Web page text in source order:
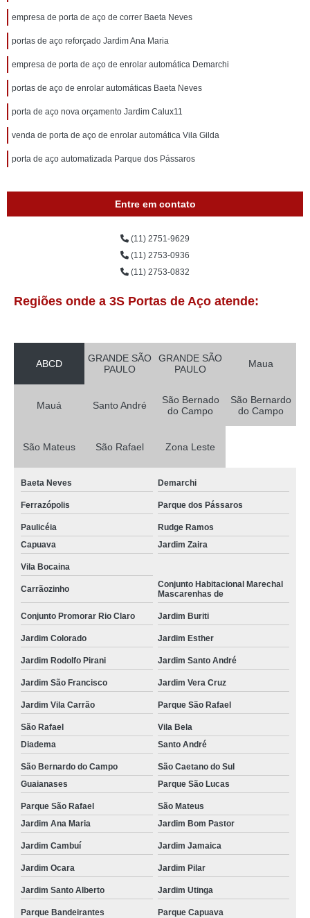
empresa de porta de aço de correr Baeta Neves
portas de aço reforçado Jardim Ana Maria
empresa de porta de aço de enrolar automática Demarchi
portas de aço de enrolar automáticas Baeta Neves
porta de aço nova orçamento Jardim Calux11
venda de porta de aço de enrolar automática Vila Gilda
porta de aço automatizada Parque dos Pássaros
Entre em contato
(11) 2751-9629
(11) 2753-0936
(11) 2753-0832
Regiões onde a 3S Portas de Aço atende:
ABCD
GRANDE SÃO
PAULO
GRANDE SÃO
PAULO
Maua
Mauá Santo André
São Bernado
do Campo
São Bernardo
do Campo
São Mateus São Rafael Zona Leste
Baeta Neves Demarchi
Ferrazópolis Parque dos Pássaros
Paulicéia
Rudge Ramos
Capuava
Jardim Zaira
Vila Bocaina
Carrãozinho
Conjunto Habitacional Marechal
Mascarenhas de
Conjunto Promorar Rio Claro Jardim Buriti
Jardim Colorado Jardim Esther
Jardim Rodolfo Pirani Jardim Santo André
Jardim São Francisco Jardim Vera Cruz
Jardim Vila Carrão Parque São Rafael
São Rafael
Vila Bela
Diadema
Santo André
São Bernardo do Campo
São Caetano do Sul
Guaianases
Parque São Lucas
Parque São Rafael
São Mateus
Jardim Ana Maria
Jardim Bom Pastor
Jardim Cambuí Jardim Jamaica
Jardim Ocara Jardim Pilar
Jardim Santo Alberto Jardim Utinga
Parque Bandeirantes Parque Capuava